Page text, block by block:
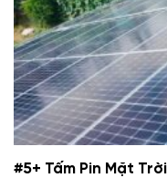
#5+ Tấm Pin Mặt